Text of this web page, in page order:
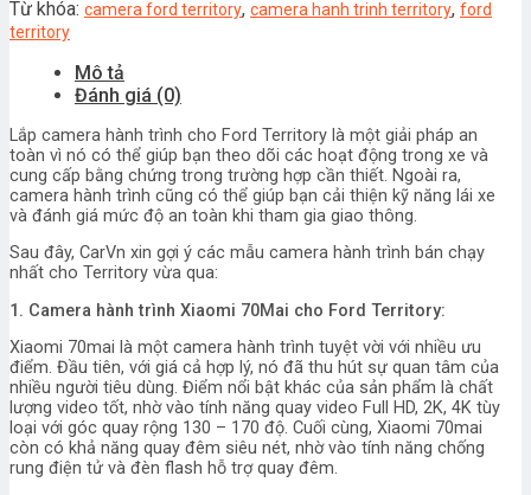
trình
cho
Territory
số
Từ khóa: camera ford territory, camera hanh trinh territory, ford
territory
Mô tả
Đánh giá (0)
Lắp camera hành trình cho Ford Territory là một giải pháp an
toàn vì nó có thể giúp bạn theo dõi các hoạt động trong xe và
cung cấp bằng chứng trong trường hợp cần thiết. Ngoài ra,
camera hành trình cũng có thể giúp bạn cải thiện kỹ năng lái xe
và đánh giá mức độ an toàn khi tham gia giao thông.
Sau đây, CarVn xin gợi ý các mẫu camera hành trình bán chạy
nhất cho Territory vừa qua:
1. Camera hành trình Xiaomi 70Mai cho Ford Territory:
Xiaomi 70mai là một camera hành trình tuyệt vời với nhiều ưu
điểm. Đầu tiên, với giá cả hợp lý, nó đã thu hút sự quan tâm của
nhiều người tiêu dùng. Điểm nổi bật khác của sản phẩm là chất
lượng video tốt, nhờ vào tính năng quay video Full HD, 2K, 4K tùy
loại với góc quay rộng 130 – 170 độ. Cuối cùng, Xiaomi 70mai
còn có khả năng quay đêm siêu nét, nhờ vào tính năng chống
rung điện tử và đèn flash hỗ trợ quay đêm.